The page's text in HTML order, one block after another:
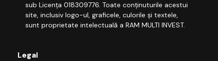
sub Licența 018309776. Toate conținuturile acestui
site, inclusiv logo-ul, graficele, culorile și textele,
sunt proprietate intelectuală a RAM MULTI INVEST.
Legal